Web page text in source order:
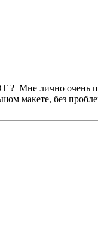
? Мне лично
макете, без